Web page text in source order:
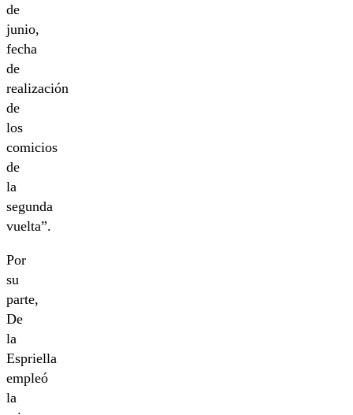
de
junio,
fecha
de
realización
de
los
comicios
de
la
segunda
vuelta”.
Por
su
parte,
De
la
Espriella
empleó
la